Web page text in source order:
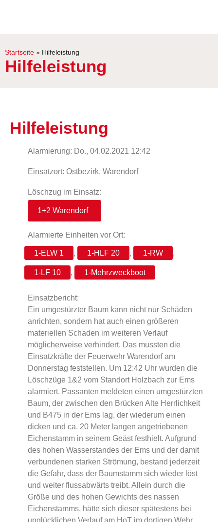
Startseite » Hilfeleistung
Hilfeleistung
Hilfeleistung
Alarmierung: Do., 04.02.2021 12:42
Einsatzort: Ostbezirk, Warendorf
Löschzug im Einsatz:
1+2 Warendorf
Alarmierte Einheiten vor Ort:
1-ELW 1 , 1-HLF 20 , 1-RW ,
1-LF 10 , 1-Mehrzweckboot
Einsatzbericht:
Ein umgestürzter Baum kann nicht nur Schäden
anrichten, sondern hat auch einen größeren
materiellen Schaden im weiteren Verlauf
möglicherweise verhindert. Das mussten die
Einsatzkräfte der Feuerwehr Warendorf am
Donnerstag feststellen. Um 12:42 Uhr wurden die
Löschzüge 1&2 vom Standort Holzbach zur Ems
alarmiert. Passanten meldeten einen umgestürzten
Baum, der zwischen den Brücken Alte Herrlichkeit
und B475 in der Ems lag, der wiederum einen
dicken und ca. 20 Meter langen angetriebenen
Eichenstamm in seinem Geäst festhielt. Aufgrund
des hohen Wasserstandes der Ems und der damit
verbundenen starken Strömung, bestand jederzeit
die Gefahr, dass der Baumstamm sich wieder löst
und weiter flussabwärts treibt. Allein durch die
Größe und des hohen Gewichts des nassen
Eichenstamms, hätte sich dieser spätestens bei
unglücklichen Verlauf am HoT im dortigen Wehr